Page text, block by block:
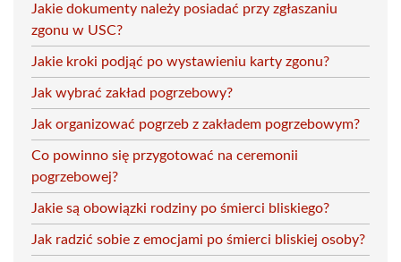
Jakie dokumenty należy posiadać przy zgłaszaniu
zgonu w USC?
Jakie kroki podjąć po wystawieniu karty zgonu?
Jak wybrać zakład pogrzebowy?
Jak organizować pogrzeb z zakładem pogrzebowym?
Co powinno się przygotować na ceremonii
pogrzebowej?
Jakie są obowiązki rodziny po śmierci bliskiego?
Jak radzić sobie z emocjami po śmierci bliskiej osoby?